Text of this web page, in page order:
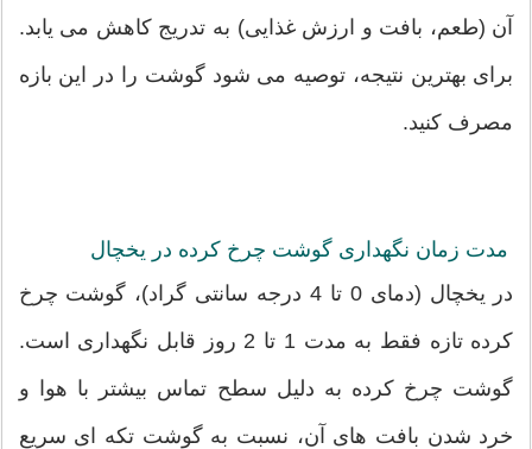
آن (طعم، بافت و ارزش غذایی) به تدریج کاهش می یابد.
برای بهترین نتیجه، توصیه می شود گوشت را در این بازه
مصرف کنید.
مدت زمان نگهداری گوشت چرخ کرده در یخچال
در یخچال (دمای 0 تا 4 درجه سانتی گراد)، گوشت چرخ
کرده تازه فقط به مدت 1 تا 2 روز قابل نگهداری است.
گوشت چرخ کرده به دلیل سطح تماس بیشتر با هوا و
خرد شدن بافت های آن، نسبت به گوشت تکه ای سریع